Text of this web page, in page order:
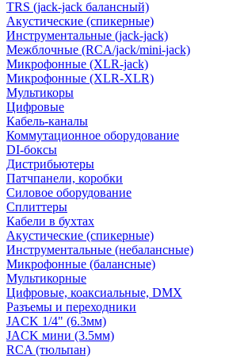
TRS (jack-jack балансный)
Акустические (спикерные)
Инструментальные (jack-jack)
Межблочные (RCA/jack/mini-jack)
Микрофонные (XLR-jack)
Микрофонные (XLR-XLR)
Мультикоры
Цифровые
Кабель-каналы
Коммутационное оборудование
DI-боксы
Дистрибьютеры
Патчпанели, коробки
Силовое оборудование
Сплиттеры
Кабели в бухтах
Акустические (спикерные)
Инструментальные (небалансные)
Микрофонные (балансные)
Мультикорные
Цифровые, коаксиальные, DMX
Разъемы и переходники
JACK 1/4" (6.3мм)
JACK мини (3.5мм)
RCA (тюльпан)